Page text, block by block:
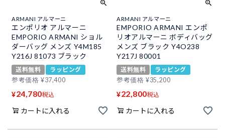
ARMANI アルマーニ
エンポリオ アルマーニ
EMPORIO ARMANI ショル
ダーバッグ メンズ Y4M185
Y216J 81073 ブラック
送料無料
ラッピング
参考価格 ¥37,400
¥24,780税込
カートに入れる
ARMANI アルマーニ
EMPORIO ARMANI エンポ
リオアルマーニ ボディバッグ
メンズ ブラック Y4O238
Y217J 80001
送料無料
ラッピング
参考価格 ¥35,200
¥22,800税込
カートに入れる